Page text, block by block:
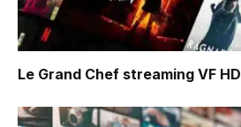
Le Grand Chef streaming VF HD